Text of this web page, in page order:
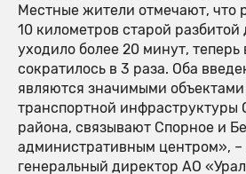
Местные жители отмечают, что
10 километров старой разбитой
уходило более 20 минут, теперь
сократилось в 3 раза. Оба
являются значимыми
транспортной инфраструктуры
района, связывают Спорное и
административным центром», –
генеральный директор АО